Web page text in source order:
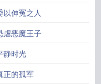
以伸冤之人
虐恶魔王子
静时光
正的孤军